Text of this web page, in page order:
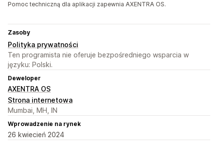
Pomoc techniczną dla aplikacji zapewnia AXENTRA OS.
Zasoby
Polityka prywatności
Ten programista nie oferuje bezpośredniego wsparcia w
języku: Polski.
Deweloper
AXENTRA OS
Strona internetowa
Mumbai, MH, IN
Wprowadzenie na rynek
26 kwiecień 2024